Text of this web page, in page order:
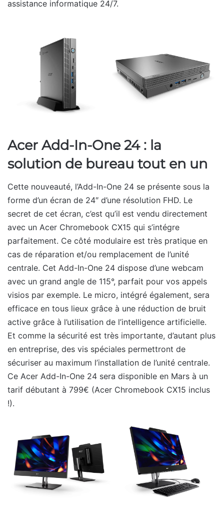
assistance informatique 24/7.
Acer Add-In-One 24 : la
solution de bureau tout en un
Cette nouveauté, l’Add-In-One 24 se présente sous la
forme d’un écran de 24″ d’une résolution FHD. Le
secret de cet écran, c’est qu’il est vendu directement
avec un Acer Chromebook CX15 qui s’intégre
parfaitement. Ce côté modulaire est très pratique en
cas de réparation et/ou remplacement de l’unité
centrale. Cet Add-In-One 24 dispose d’une webcam
avec un grand angle de 115°, parfait pour vos appels
visios par exemple. Le micro, intégré également, sera
efficace en tous lieux grâce à une réduction de bruit
active grâce à l’utilisation de l’intelligence artificielle.
Et comme la sécurité est très importante, d’autant plus
en entreprise, des vis spéciales permettront de
sécuriser au maximum l’installation de l’unité centrale.
Ce Acer Add-In-One 24 sera disponible en Mars à un
tarif débutant à 799€ (Acer Chromebook CX15 inclus
!).